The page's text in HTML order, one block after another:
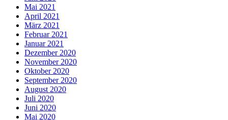
Mai 2021
April 2021
März 2021
Februar 2021
Januar 2021
Dezember 2020
November 2020
Oktober 2020
September 2020
August 2020
Juli 2020
Juni 2020
Mai 2020